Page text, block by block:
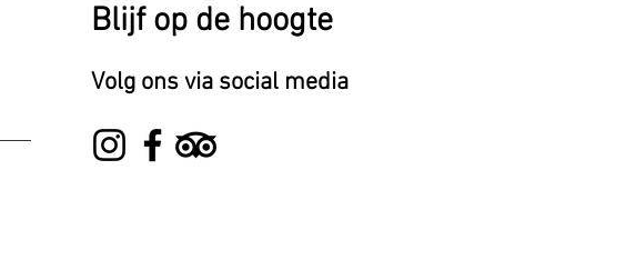
Blijf op de hoogte
Volg ons via social media